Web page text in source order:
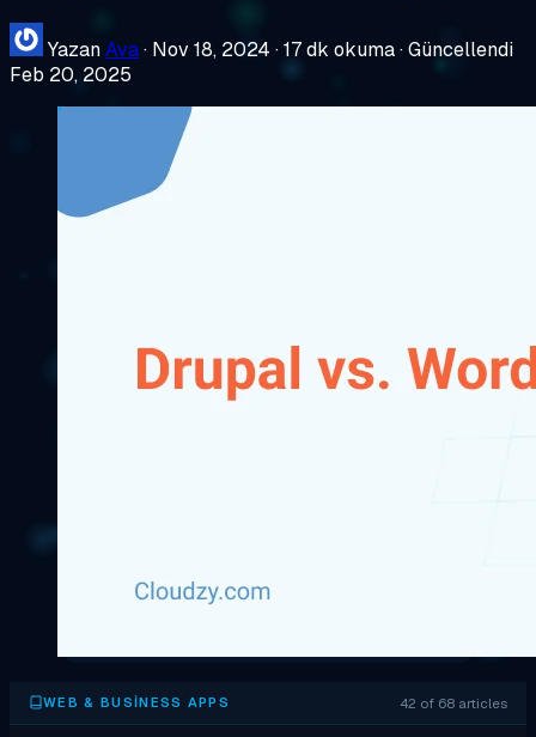
YazanAva· Nov 18, 2024 ·17 dk okuma·Güncellendi
Feb 20, 2025
WEB & BUSINESS APPS 42 of 68 articles